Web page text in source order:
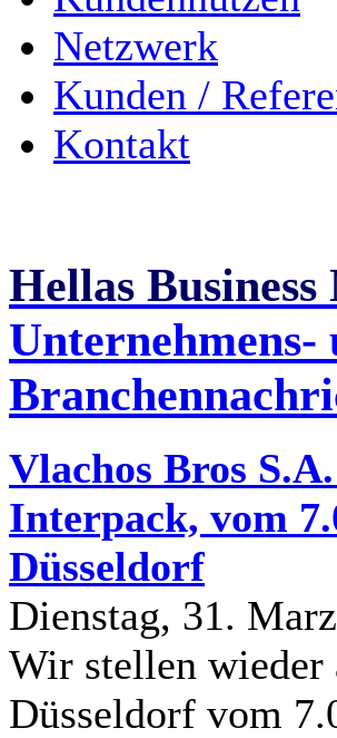
Netzwerk
Kunden /
Kontakt
Hellas Business
Unternehmens-
Vlachos Bros
Interpack, vom
Düsseldorf
Dienstag, 31.
Wir stellen
Düsseldorf vom